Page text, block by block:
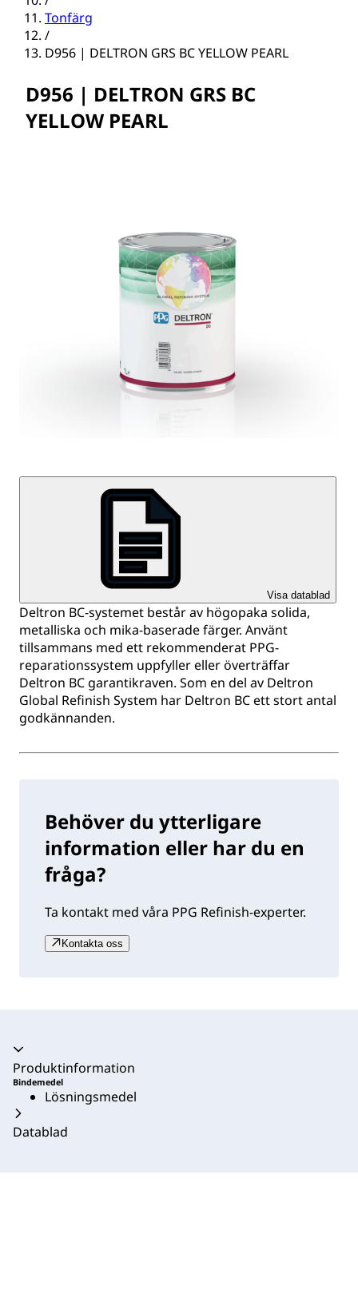
Tonfärg
/
D956 | DELTRON GRS BC YELLOW PEARL
D956 | DELTRON GRS BC
YELLOW PEARL
Visa datablad
Deltron BC-systemet består av högopaka solida,
metalliska och mika-baserade färger. Använt
tillsammans med ett rekommenderat PPG-
reparationssystem uppfyller eller överträffar
Deltron BC garantikraven. Som en del av Deltron
Global Refinish System har Deltron BC ett stort antal
godkännanden.
Behöver du ytterligare
information eller har du en
fråga?
Ta kontakt med våra PPG Refinish-experter.
Kontakta oss
Produktinformation
Bindemedel
Lösningsmedel
Datablad